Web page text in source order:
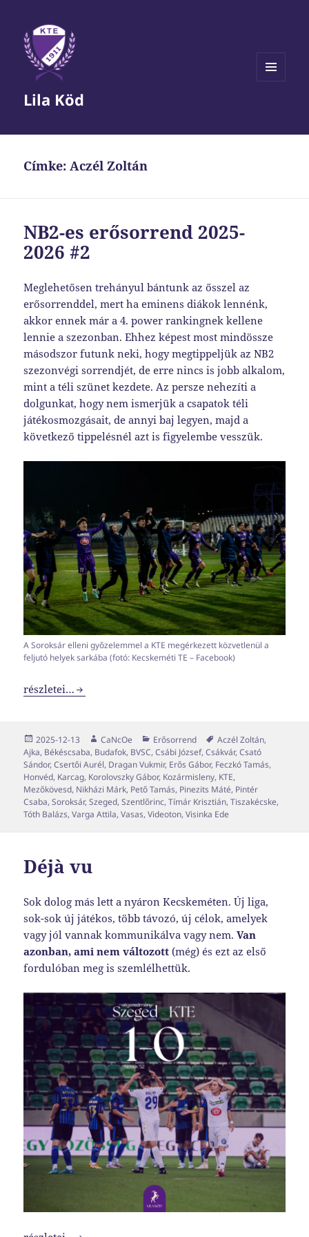
Lila Köd
Címke:Aczél Zoltán
NB2-es erősorrend 2025-
2026 #2
Meglehetősen trehányul bántunk az ősszel az
erősorrenddel, mert ha eminens diákok lennénk,
akkor ennek már a 4. power rankingnek kellene
lennie a szezonban. Ehhez képest most mindössze
másodszor futunk neki, hogy megtippeljük az NB2
szezonvégi sorrendjét, de erre nincs is jobb alkalom,
mint a téli szünet kezdete. Az persze nehezíti a
dolgunkat, hogy nem ismerjük a csapatok téli
játékosmozgásait, de annyi baj legyen, majd a
következő tippelésnél azt is figyelembe vesszük.
A Soroksár elleni győzelemmel a KTE megérkezett közvetlenül a
feljutó helyek sarkába (fotó: Kecskeméti TE – Facebook)
NB2-es erősorrend 2025-2026 #2
részletei…
Közzétéve
2025-12-13 Szerző
CaNcOe Kategória
Erősorrend Címke
Aczél Zoltán,
Ajka, Békéscsaba, Budafok, BVSC,Csábi József,Csákvár,Csató
Sándor,Csertői Aurél, Dragan Vukmir, Erős Gábor, Feczkó Tamás,
Honvéd, Karcag, Korolovszky Gábor, Kozármisleny, KTE,
Mezőkövesd, Nikházi Márk, Pető Tamás, Pinezits Máté, Pintér
Csaba,Soroksár,Szeged,Szentlőrinc,Tímár Krisztián,Tiszakécske,
Tóth Balázs,Varga Attila,Vasas,Videoton,Visinka Ede
Déjà vu
Sok dolog más lett a nyáron Kecskeméten. Új liga,
sok-sok új játékos, több távozó, új célok, amelyek
vagy jól vannak kommunikálva vagy nem.Van
azonban, ami nem változott (még) és ezt az első
fordulóban meg is szemlélhettük.